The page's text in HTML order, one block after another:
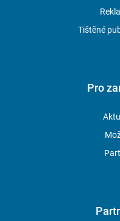
Tištěné
Pro